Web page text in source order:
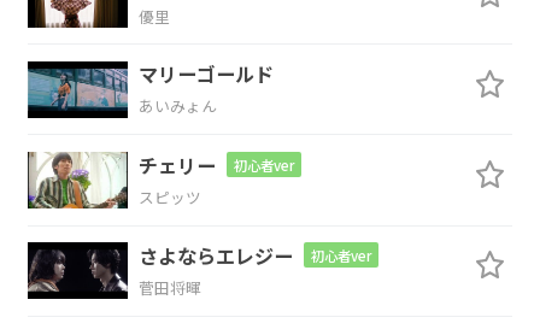
F/G
まゆみ ぼくは見て
Am7 Em7
優里
マリーゴールド
あいみょん
チェリー 初心者ver
スピッツ
さよならエレジー 初心者ver
菅田将暉